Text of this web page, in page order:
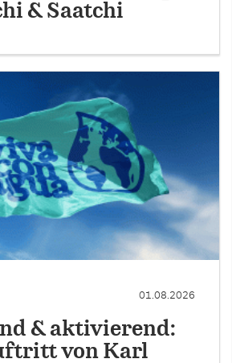
& Saatchi
01.08.2026
& aktivierend:
von Karl